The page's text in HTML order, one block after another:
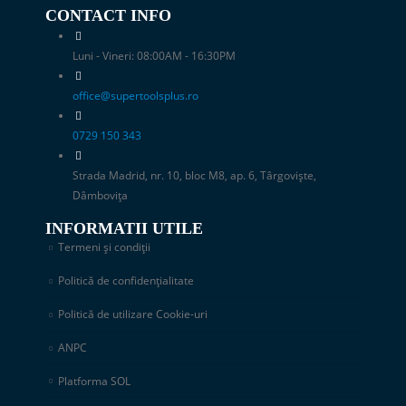
CONTACT INFO
Luni - Vineri: 08:00AM - 16:30PM
office@supertoolsplus.ro
0729 150 343
Strada Madrid, nr. 10, bloc M8, ap. 6, Târgoviște,
Dâmbovița
INFORMATII UTILE
Termeni și condiții
Politică de confidențialitate
Politică de utilizare Cookie-uri
ANPC
Platforma SOL